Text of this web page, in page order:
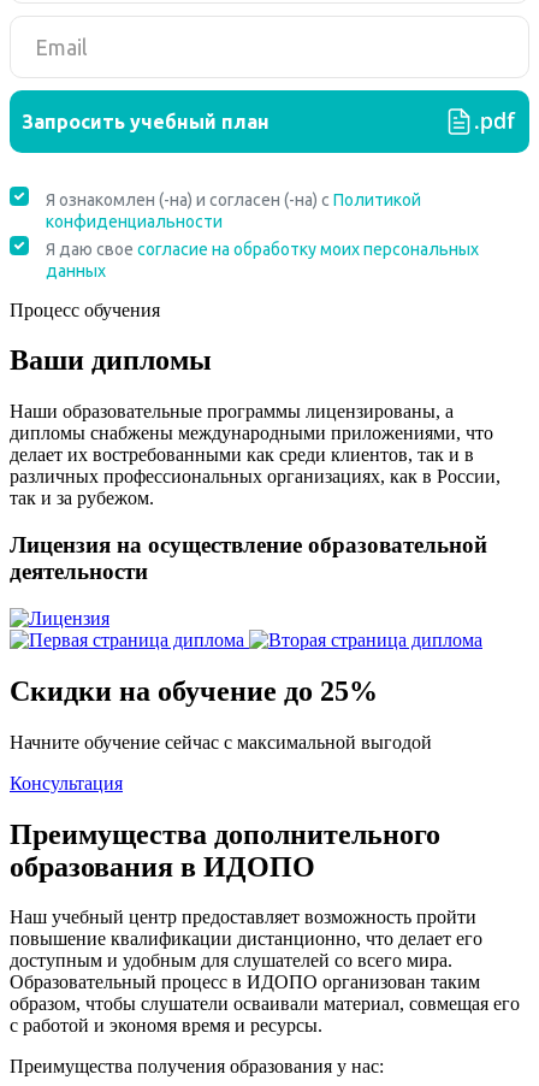
Процесс обучения
Ваши дипломы
Наши образовательные программы лицензированы, а
дипломы снабжены международными приложениями, что
делает их востребованными как среди клиентов, так и в
различных профессиональных организациях, как в России,
так и за рубежом.
Лицензия на осуществление образовательной
деятельности
Скидки на обучение до 25%
Начните обучение сейчас с максимальной выгодой
Консультация
Преимущества дополнительного
образования в ИДОПО
Наш учебный центр предоставляет возможность пройти
повышение квалификации дистанционно, что делает его
доступным и удобным для слушателей со всего мира.
Образовательный процесс в ИДОПО организован таким
образом, чтобы слушатели осваивали материал, совмещая его
с работой и экономя время и ресурсы.
Преимущества получения образования у нас: